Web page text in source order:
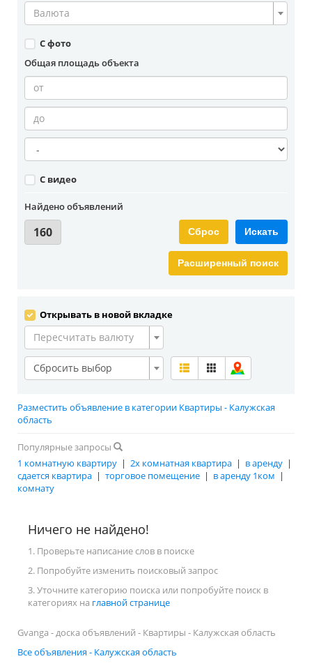
Валюта
С фото
Общая площадь объекта
С видео
Найдено объявлений
160 Искать
Сброс
Расширенный поиск
Открывать в новой вкладке
Пересчитать валюту
Сбросить выбор
Разместить объявление в категории Квартиры - Калужская
область
Популярные запросы
1 комнатную квартиру | 2х комнатная квартира | в аренду |
сдается квартира | торговое помещение | в аренду 1ком |
комнату
Ничего не найдено!
1. Проверьте написание слов в поиске
2. Попробуйте изменить поисковый запрос
3. Уточните категорию поиска или попробуйте поиск в
категориях на главной странице
Gvanga - доска объявлений - Квартиры - Калужская область
Все объявления - Калужская область